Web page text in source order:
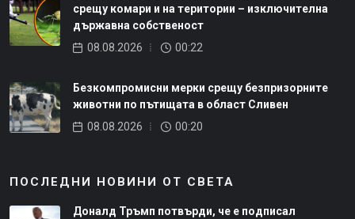
срещу комари и на територии – изключителна
държавна собственост
08.08.2026
00:22
Безкомпромисни мерки срещу безпризорните
животни по пътищата в област Сливен
08.08.2026
00:20
ПОСЛЕДНИ НОВИНИ ОТ СВЕТА
Доналд Тръмп потвърди, че е подписал